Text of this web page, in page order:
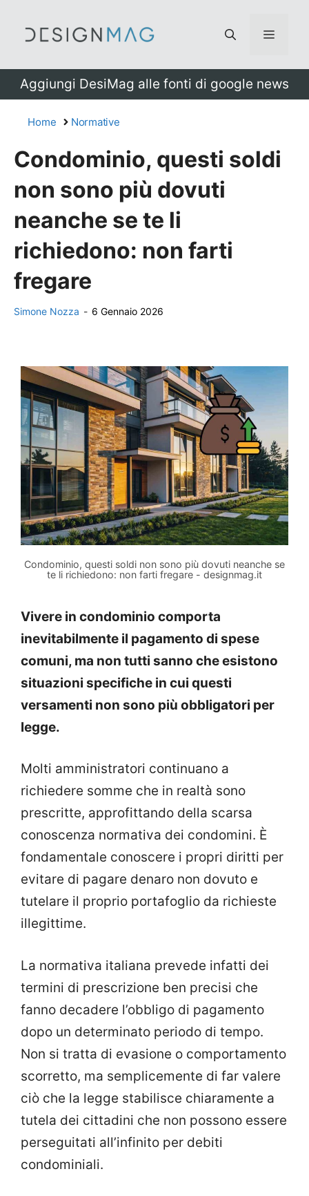
Menu
Aggiungi DesiMag alle fonti di google news
Home Normative
Condominio, questi soldi
non sono più dovuti
neanche se te li
richiedono: non farti
fregare
Simone Nozza - 6 Gennaio 2026
Condominio, questi soldi non sono più dovuti neanche se
te li richiedono: non farti fregare - designmag.it
Vivere in condominio comporta
inevitabilmente il pagamento di spese
comuni, ma non tutti sanno che esistono
situazioni specifiche in cui questi
versamenti non sono più obbligatori per
legge.
Molti amministratori continuano a
richiedere somme che in realtà sono
prescritte, approfittando della scarsa
conoscenza normativa dei condomini. È
fondamentale conoscere i propri diritti per
evitare di pagare denaro non dovuto e
tutelare il proprio portafoglio da richieste
illegittime.
La normativa italiana prevede infatti dei
termini di prescrizione ben precisi che
fanno decadere l’obbligo di pagamento
dopo un determinato periodo di tempo.
Non si tratta di evasione o comportamento
scorretto, ma semplicemente di far valere
ciò che la legge stabilisce chiaramente a
tutela dei cittadini che non possono essere
perseguitati all’infinito per debiti
condominiali.